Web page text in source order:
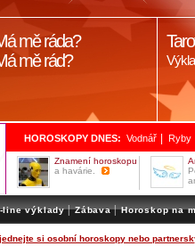
mě ráda?
mě rád?
HOROSKOPY DNES: Vodnář Ryby
Znamení horoskopu
a havárie.
line výklady | Zábava | Horoskop na
si osobní horoskopy nebo